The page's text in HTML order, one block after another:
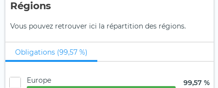
Régions
Vous pouvez retrouver ici la répartition des régions.
Obligations (99,57 %)
Europe 99,57 %